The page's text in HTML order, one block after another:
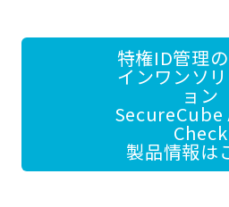
特権ID管理
インワンソ
ョン
SecureCube
Check
製品情報は